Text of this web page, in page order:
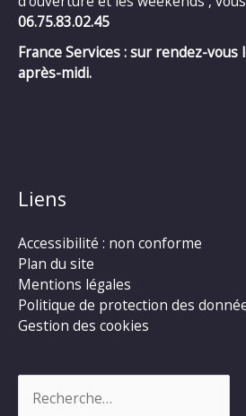
06.75.83.02.45
France Services : sur rendez-
après-midi.
Liens
Accessibilité : non conforme
Plan du site
Mentions légales
Politique de protection des
Gestion des cookies